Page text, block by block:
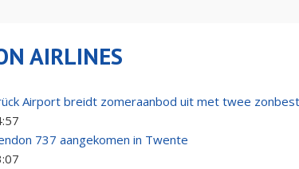
AIRLINES
Airport breidt zomeraanbod uit met twee
737 aangekomen in Twente